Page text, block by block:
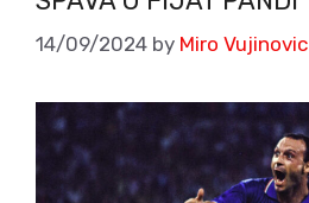
14/09/2024 by Miro Vujinovic